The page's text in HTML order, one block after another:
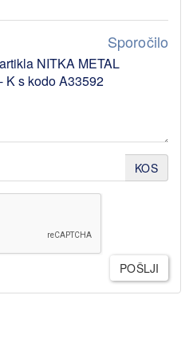
Sporočilo
KOS
POŠLJI